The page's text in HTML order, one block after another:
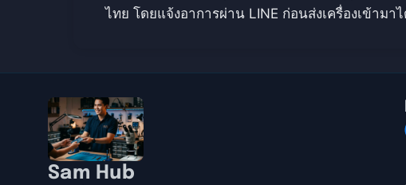
ไทย โดยแจ้งอาการผ่าน LINE ก่อนส่งเครื่องเข้ามา
Sam Hub